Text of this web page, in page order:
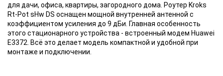
для дачи, офиса, квартиры, загородного дома. Роутер Kroks
Rt-Pot sHw DS оснащен мощной внутренней антенной с
коэффициентом усиления до 9 дБи. Главная особенность
этого стационарного устройства - встроенный модем Huawei
E3372. Всё это делает модель компактной и удобной при
монтаже и подключении.